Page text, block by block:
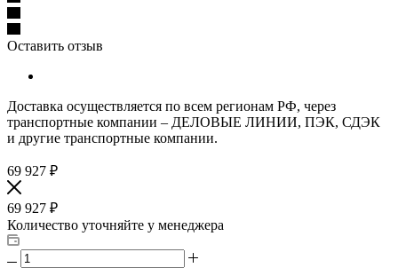
Оставить отзыв
Доставка осуществляется по всем регионам РФ, через
транспортные компании – ДЕЛОВЫЕ ЛИНИИ, ПЭК, СДЭК
и другие транспортные компании.
69 927 ₽
69 927 ₽
Количество уточняйте у менеджера